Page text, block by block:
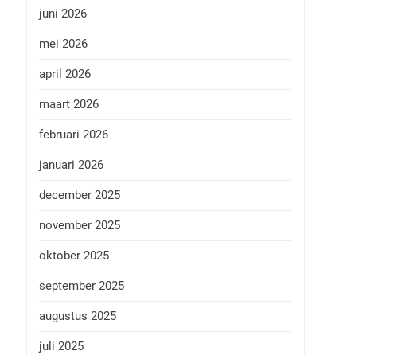
juni 2026
mei 2026
april 2026
maart 2026
februari 2026
januari 2026
december 2025
november 2025
oktober 2025
september 2025
augustus 2025
juli 2025